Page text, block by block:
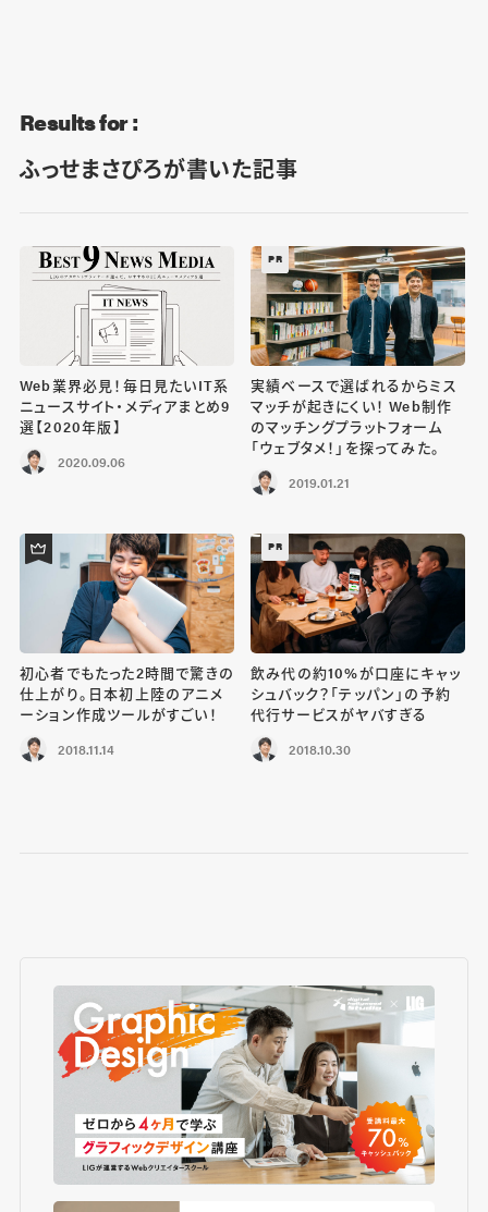
Results for :
ふっせまさぴろが書いた記事
Web業界必見！毎日見たいIT系
ニュースサイト・メディアまとめ9
選【2020年版】
2020.09.06
PR
実績ベースで選ばれるからミス
マッチが起きにくい！ Web制作
のマッチングプラットフォーム
「ウェブタメ！」を探ってみた。
2019.01.21
初心者でもたった2時間で驚きの
仕上がり。日本初上陸のアニメ
ーション作成ツールがすごい！
2018.11.14
PR
飲み代の約10%が口座にキャッ
シュバック？「テッパン」の予約
代行サービスがヤバすぎる
2018.10.30